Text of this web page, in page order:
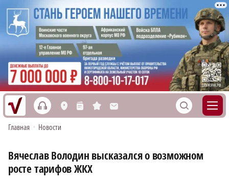
h L n s M S
Главная • Новости
Вячеслав Володин высказался о возможном
росте тарифов ЖКХ